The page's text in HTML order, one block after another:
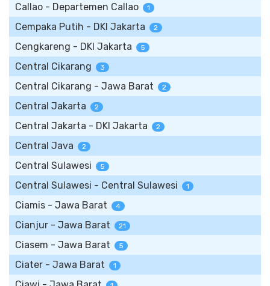
Callao - Departemen Callao 1
Cempaka Putih - DKI Jakarta 2
Cengkareng - DKI Jakarta 5
Central Cikarang 3
Central Cikarang - Jawa Barat 2
Central Jakarta 2
Central Jakarta - DKI Jakarta 2
Central Java 2
Central Sulawesi 5
Central Sulawesi - Central Sulawesi 1
Ciamis - Jawa Barat 4
Cianjur - Jawa Barat 21
Ciasem - Jawa Barat 5
Ciater - Jawa Barat 1